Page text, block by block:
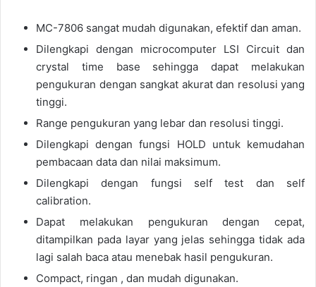
MC-7806 sangat mudah digunakan, efektif dan aman.
Dilengkapi dengan microcomputer LSI Circuit dan
crystal time base sehingga dapat melakukan
pengukuran dengan sangkat akurat dan resolusi yang
tinggi.
Range pengukuran yang lebar dan resolusi tinggi.
Dilengkapi dengan fungsi HOLD untuk kemudahan
pembacaan data dan nilai maksimum.
Dilengkapi dengan fungsi self test dan self
calibration.
Dapat melakukan pengukuran dengan cepat,
ditampilkan pada layar yang jelas sehingga tidak ada
lagi salah baca atau menebak hasil pengukuran.
Compact, ringan , dan mudah digunakan.